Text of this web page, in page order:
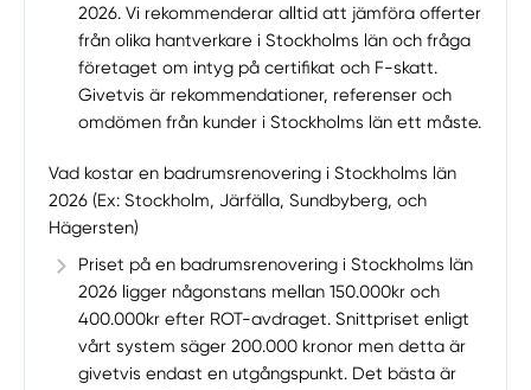
2026. Vi rekommenderar alltid att jämföra offerter
från olika hantverkare i Stockholms län och fråga
företaget om intyg på certifikat och F-skatt.
Givetvis är rekommendationer, referenser och
omdömen från kunder i Stockholms län ett måste.
Vad kostar en badrumsrenovering i Stockholms län
2026 (Ex: Stockholm, Järfälla, Sundbyberg, och
Hägersten)
Priset på en badrumsrenovering i Stockholms län
2026 ligger någonstans mellan 150.000kr och
400.000kr efter ROT-avdraget. Snittpriset enligt
vårt system säger 200.000 kronor men detta är
givetvis endast en utgångspunkt. Det bästa är